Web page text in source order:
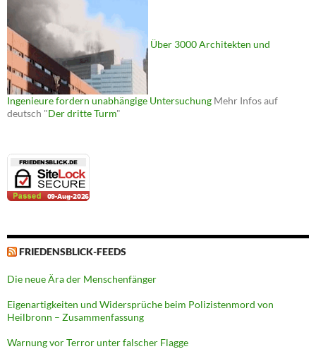
Über 3000 Architekten und
Ingenieure fordern unabhängige Untersuchung Mehr Infos auf
deutsch "Der dritte Turm"
FRIEDENSBLICK-FEEDS
Die neue Ära der Menschenfänger
Eigenartigkeiten und Widersprüche beim Polizistenmord von
Heilbronn – Zusammenfassung
Warnung vor Terror unter falscher Flagge